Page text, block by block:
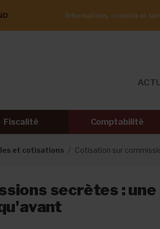
Informations, conseils et
Fiscalité Comptabilité
et cotisations Cotisation sur
secrètes :